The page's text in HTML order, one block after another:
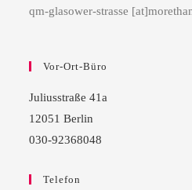
qm-glasower-strasse
Vor-Ort-Büro
Juliusstraße 41a
12051 Berlin
030-92368048
Telefon